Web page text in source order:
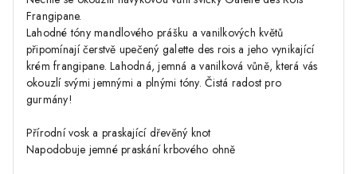
Frangipane.
Lahodné tóny mandlového prášku a vanilkových květů
připomínají čerstvě upečený galette des rois a jeho vynikající
krém frangipane. Lahodná, jemná a vanilková vůně, která vás
okouzlí svými jemnými a plnými tóny. Čistá radost pro
gurmány!
Přírodní vosk a praskající dřevěný knot
Napodobuje jemné praskání krbového ohně